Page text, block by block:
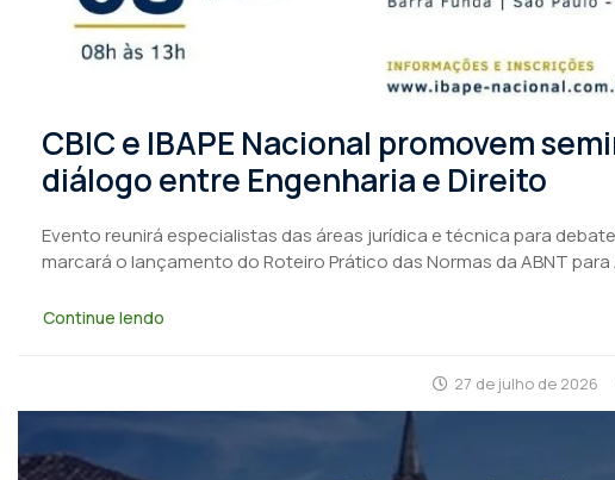
CBIC e IBAPE Nacional promovem
diálogo entre Engenharia e Direito
Evento reunirá especialistas das áreas jurídica e técnica para
marcará o lançamento do Roteiro Prático das Normas da ABNT
Continue lendo
27 de julho de 2026